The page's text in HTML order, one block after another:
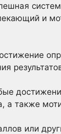
и
а также
или